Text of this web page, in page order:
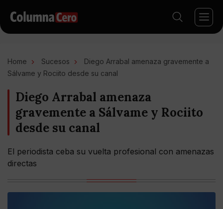
Home Sucesos
Diego Arrabal amenaza gravemente a
Sálvame y Rociito desde su canal
Diego Arrabal amenaza
gravemente a Sálvame y Rociito
desde su canal
El periodista ceba su vuelta profesional con amenazas
directas